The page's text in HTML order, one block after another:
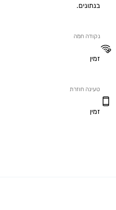
בנתונים.
נקודה חמה
זמין
טעינה חוזרת
זמין